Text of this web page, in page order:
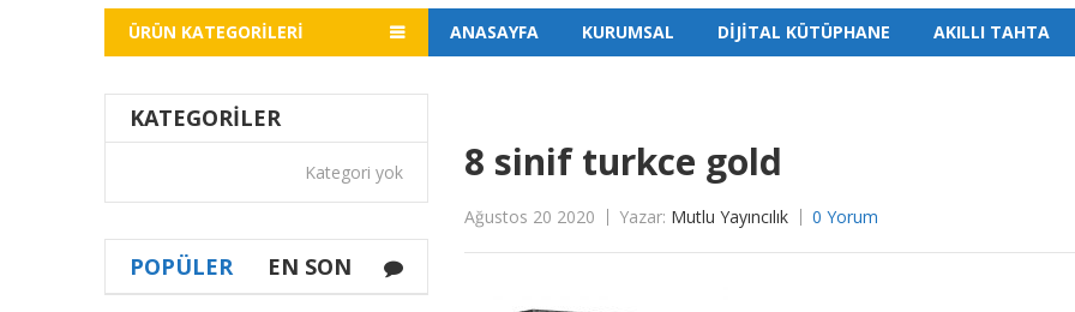
ÜRÜN KATEGORILERI ANASAYFA KURUMSAL DİJİTAL KÜTÜPHANE AKILLI TAHTA
KATEGORILER
Kategori yok
POPÜLER EN SON
8 sinif turkce gold
Ağustos 20 2020 Yazar: Mutlu Yayıncılık 0 Yorum